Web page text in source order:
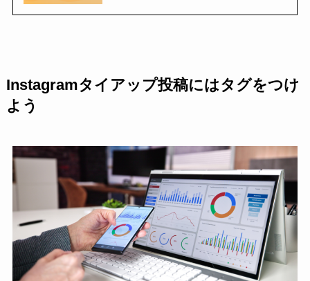
Instagramタイアップ投稿にはタグをつけ
よう